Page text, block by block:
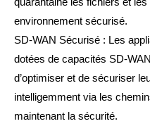
environnement sécurisé.
SD-WAN Sécurisé : Les
dotées de capacités SD-
d’optimiser et de sécuriser
intelligemment via les
maintenant la sécurité.